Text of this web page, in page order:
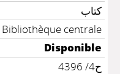
كتاب
Bibliothèque centrale
Disponible
ح4/ 4396